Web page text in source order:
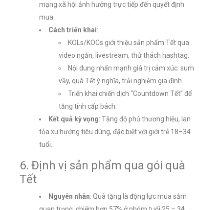
mạng xã hội ảnh hưởng trực tiếp đến quyết định
mua.
Cách triển khai:
KOLs/KOCs giới thiệu sản phẩm Tết qua
video ngắn, livestream, thử thách hashtag.
Nội dung nhấn mạnh giá trị cảm xúc: sum
vầy, quà Tết ý nghĩa, trải nghiệm gia đình.
Triển khai chiến dịch “Countdown Tết” để
tăng tính cấp bách.
Kết quả kỳ vọng: Tăng độ phủ thương hiệu, lan
tỏa xu hướng tiêu dùng, đặc biệt với giới trẻ 18–34
tuổi.
6. Định vị sản phẩm qua gói quà
Tết
Nguyên nhân: Quà tặng là động lực mua sắm